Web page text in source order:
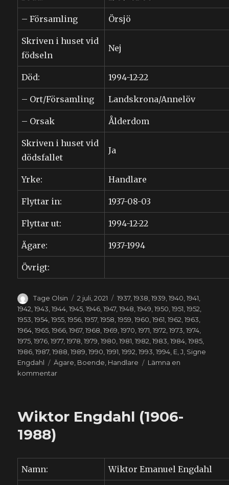
– Församling Örsjö
Skriven i huset vid
födseln
Nej
Död: 1994-12-22
– Ort/Församling Landskrona/Annelöv
– Orsak Ålderdom
Skriven i huset vid
dödsfallet
Ja
Yrke: Handlare
Flyttar in: 1937-08-03
Flyttar ut: 1994-12-22
Ägare: 1937-1994
Övrigt:
Författare
Tage Olsin
Publicerat
den
2 juli, 2021 Kategorier
1937,1938,1939,1940,1941,
1942,1943,1944,1945,1946,1947,1948,1949,1950,1951,1952,
1953,1954,1955,1956,1957,1958,1959,1960,1961,1962,1963,
1964,1965,1966,1967,1968,1969,1970,1971,1972,1973,1974,
1975,1976,1977,1978,1979,1980,1981,1982,1983,1984,1985,
1986,1987,1988,1989,1990,1991,1992,1993,1994, E,J, Signe
Engdahl
Etiketter
Ägare, Boende, Handlare
Lämna en
kommentartill
(1909-
Wiktor Engdahl (1906-
1988)
Namn: Wiktor Emanuel Engdahl